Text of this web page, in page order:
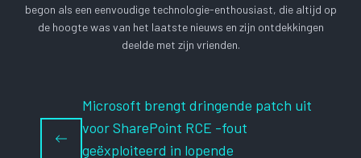
begon als een eenvoudige technologie-enthousiast, die altijd op
de hoogte was van het laatste nieuws en zijn ontdekkingen
deelde met zijn vrienden.
Microsoft brengt dringende patch uit
voor SharePoint RCE -fout
geëxploiteerd in lopende